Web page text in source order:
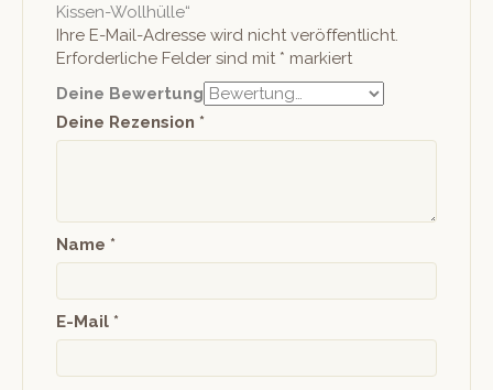
Kissen-Wollhülle“
Ihre E-Mail-Adresse wird nicht veröffentlicht.
Erforderliche Felder sind mit * markiert
Deine Bewertung
Deine Rezension *
Name *
E-Mail *